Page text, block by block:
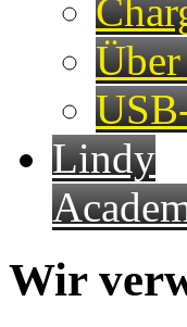
Lindy
Wir